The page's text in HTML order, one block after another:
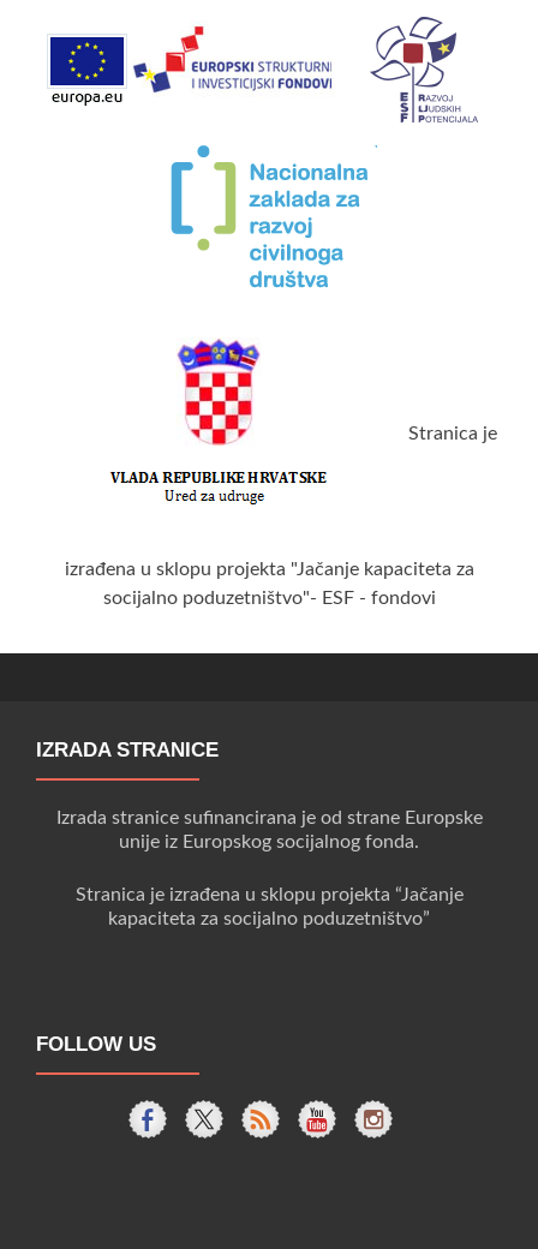
Stranica je
izrađena u sklopu projekta "Jačanje kapaciteta za
socijalno poduzetništvo"- ESF - fondovi
IZRADA STRANICE
Izrada stranice sufinancirana je od strane Europske
unije iz Europskog socijalnog fonda.
Stranica je izrađena u sklopu projekta “Jačanje
kapaciteta za socijalno poduzetništvo”
FOLLOW US